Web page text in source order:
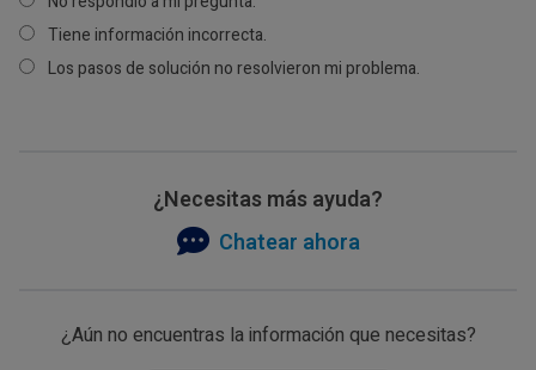
Tiene información incorrecta.
Los pasos de solución no resolvieron mi problema.
¿Necesitas más ayuda?
Chatear ahora
¿Aún no encuentras la información que necesitas?